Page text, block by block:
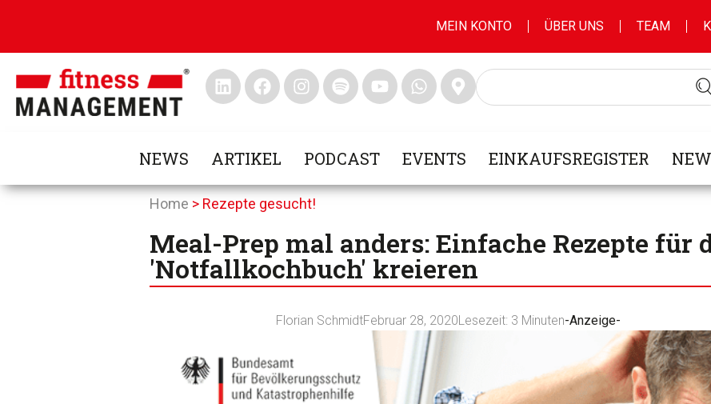
MEIN KONTO ÜBER UNS TEAM
NEWS ARTIKEL PODCAST EVENTS EINKAUFSREGISTER
Home > Rezepte gesucht!
Meal-Prep mal anders: Einfache Rezepte für
'Notfallkochbuch' kreieren
Florian SchmidtFebruar 28, 2020Lesezeit: 3 Minuten-Anzeige-